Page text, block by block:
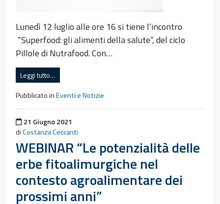
Lunedì 12 luglio alle ore 16 si tiene l’incontro
“Superfood: gli alimenti della salute“, del ciclo
Pillole di Nutrafood. Con…
Leggi tutto…
Pubblicato inEventi e Notizie
Pubblicato il
21 Giugno 2021
diCostanza Ceccanti
WEBINAR “Le potenzialità delle
erbe fitoalimurgiche nel
contesto agroalimentare dei
prossimi anni”